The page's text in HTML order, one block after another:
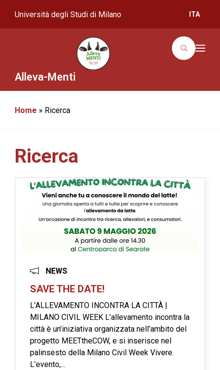
Università degli Studi di Milano ITA
Alleva-Menti
T
Home » Ricerca
Ricerca
NEWS
SAVE THE DATE!
L’ALLEVAMENTO INCONTRA LA CITTÀ |
MILANO CIVIL WEEK L’allevamento incontra la
città è un’iniziativa organizzata nell’ambito del
progetto MEETtheCOW, e si inserisce nel
palinsesto della Milano Civil Week Vivere.
L’evento,...